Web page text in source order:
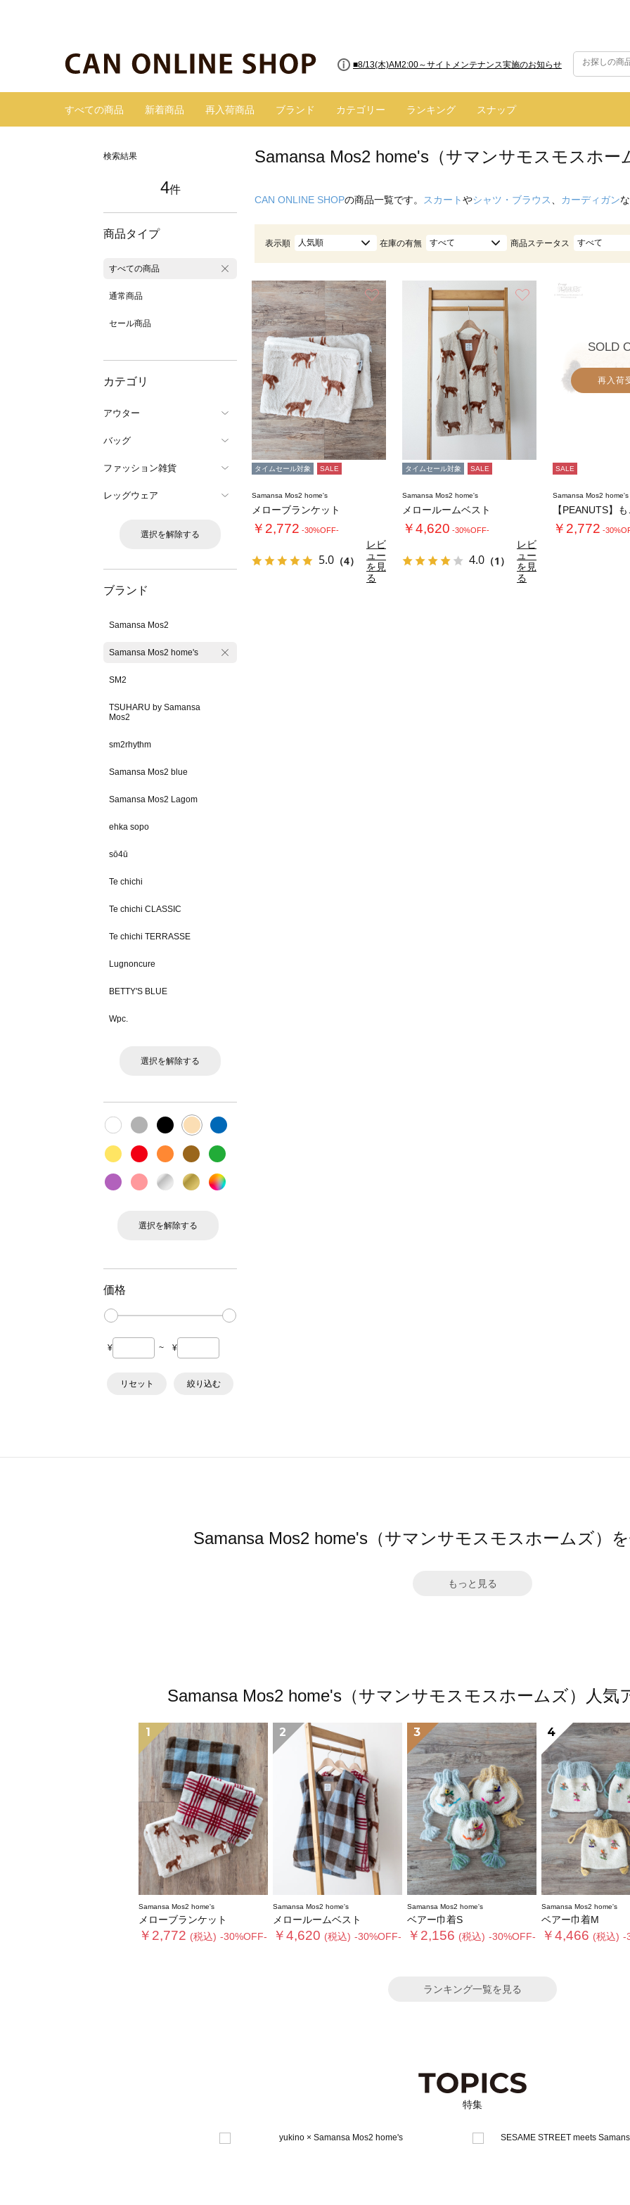
■8/13(木)AM2:00～サイトメンテナンス実施のお知らせ
すべての商品 新着商品 再入荷商品 ブランド カテゴリー ランキング スナップ
検索結果
4件
商品タイプ
すべての商品
通常商品
セール商品
カテゴリ
アウター
バッグ
ファッション雑貨
レッグウェア
選択を解除する
ブランド
Samansa Mos2
Samansa Mos2 home's
SM2
TSUHARU by Samansa
Mos2
sm2rhythm
Samansa Mos2 blue
Samansa Mos2 Lagom
ehka sopo
sō4ū
Te chichi
Te chichi CLASSIC
Te chichi TERRASSE
Lugnoncure
BETTY'S BLUE
Wpc.
選択を解除する
選択を解除する
価格
¥ ~ ¥
リセット 絞り込む
Samansa Mos2 home's（サマンサモスモスホー
CAN ONLINE SHOPの商品一覧です。 スカートやシャツ・ブラウス カーディガン
表示順 人気順 在庫の有無 すべて 商品ステータス すべて
お気に入り
タイムセール対象 SALE
Samansa Mos2 home's
メローブランケット
￥2,772 -30%OFF-
5.0 （4）
レビ
ュー
を見
る
お気に入り
タイムセール対象 SALE
Samansa Mos2 home's
メロールームベスト
￥4,620 -30%OFF-
4.0 （1）
レビ
ュー
を見
る
SOLD
再入荷
SALE
Samansa Mos2 home's
￥2,772 -
Samansa Mos2 home's（サマンサモスモスホームズ）
もっと見る
Samansa Mos2 home's（サマンサモスモスホームズ）人気
1
Samansa Mos2 home's
メローブランケット
￥2,772 (税込) -30%OFF-
2
Samansa Mos2 home's
メロールームベスト
￥4,620 (税込) -30%OFF-
3
Samansa Mos2 home's
ベアー巾着S
￥2,156 (税込) -30%OFF-
4
Samansa Mos2 home's
ベアー巾着M
￥4,466 (税込) -
ランキング一覧を見る
特集